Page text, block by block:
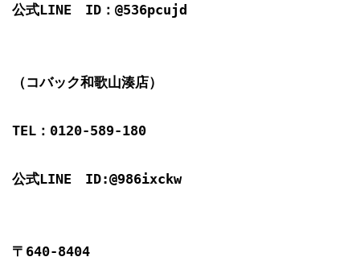
公式LINE　ID：@536pcujd
（コバック和歌山湊店）
TEL：0120-589-180
公式LINE　ID:@986ixckw
〒640-8404